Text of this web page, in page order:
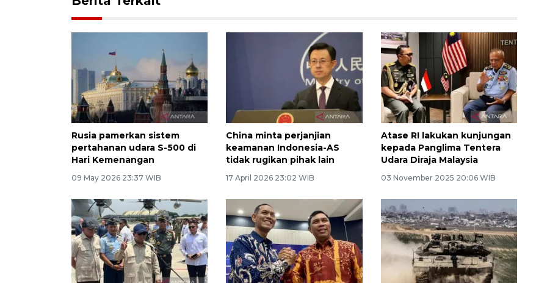
Rusia pamerkan sistem
pertahanan udara S-500 di
Hari Kemenangan
09 May 2026 23:37 WIB
China minta perjanjian
keamanan Indonesia-AS
tidak rugikan pihak lain
17 April 2026 23:02 WIB
Atase RI lakukan kunjungan
kepada Panglima Tentera
Udara Diraja Malaysia
03 November 2025 20:06 WIB